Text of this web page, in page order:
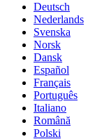
Deutsch
Nederlands
Svenska
Norsk
Dansk
Español
Français
Português
Italiano
Română
Polski